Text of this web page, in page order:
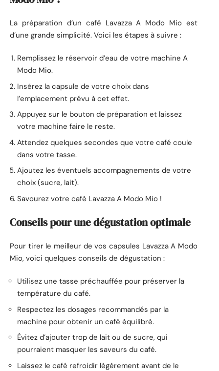
La préparation d’un café Lavazza A Modo Mio est
d’une grande simplicité. Voici les étapes à suivre :
Remplissez le réservoir d’eau de votre machine A
Modo Mio.
Insérez la capsule de votre choix dans
l’emplacement prévu à cet effet.
Appuyez sur le bouton de préparation et laissez
votre machine faire le reste.
Attendez quelques secondes que votre café coule
dans votre tasse.
Ajoutez les éventuels accompagnements de votre
choix (sucre, lait).
Savourez votre café Lavazza A Modo Mio !
Conseils pour une dégustation optimale
Pour tirer le meilleur de vos capsules Lavazza A Modo
Mio, voici quelques conseils de dégustation :
Utilisez une tasse préchauffée pour préserver la
température du café.
Respectez les dosages recommandés par la
machine pour obtenir un café équilibré.
Évitez d’ajouter trop de lait ou de sucre, qui
pourraient masquer les saveurs du café.
Laissez le café refroidir légèrement avant de le